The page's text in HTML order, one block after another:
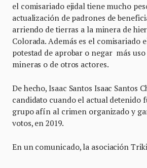
el comisariado ejidal tiene mucho
actualización de padrones de
arriendo de tierras a la minera de
Colorada. Además es el comisariado
potestad de aprobar o negar más
mineras o de otros actores.
De hecho, Isaac Santos Isaac Santos
candidato cuando el actual detenido
grupo afín al crimen organizado y
votos, en 2019.
En un comunicado, la asociación